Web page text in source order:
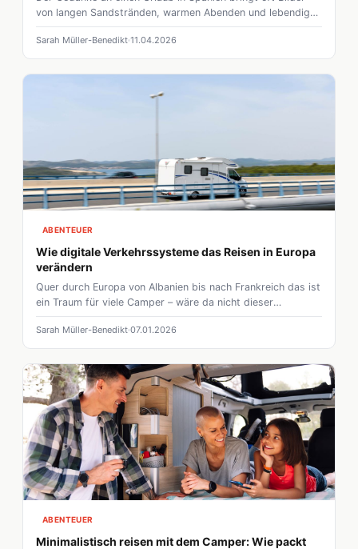
von langen Sandstränden, warmen Abenden und lebendiger
Kultur hervor. Doch abseits der bekannten Hotspots findest
du kleine, ruhige Campingplätze, die ideal sind, wenn du
echte Entspannung suchst und nicht in Menschenmengen
untergehen möchtest. Gerade diese kleineren, persönlichen
Orte schaffen Raum für Erlebnisse, die sich viel natürlicher
Sarah Müller-Benedikt 11.04.2026
ABENTEUER
Wie digitale Verkehrssysteme das Reisen in Europa
verändern
Quer durch Europa von Albanien bis nach Frankreich das ist
ein Traum für viele Camper – wäre da nicht dieser
Flickenteppich aus verschiedenen Mautsystemen,
Verkehrsregeln und Umweltzonen. Schnell verliert man da
den Überblick und die Urlaubslaune sinkt. Doch die Zeiten
von Zettelwirtschaft und Klebevignetten sind fast vorbei.
Digitale Verkehrssysteme machen das Reisen durch Europa
endlich so grenzenlos, wie es sich anfühlen sollte
Sarah Müller-Benedikt 07.01.2026
ABENTEUER
Minimalistisch reisen mit dem Camper: Wie packt